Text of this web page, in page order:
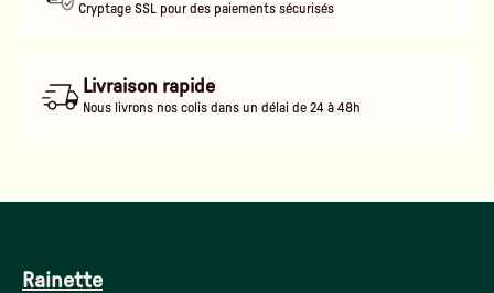
Cryptage SSL pour des paiements sécurisés
Livraison rapide
Nous livrons nos colis dans un délai de 24 à 48h
Rainette